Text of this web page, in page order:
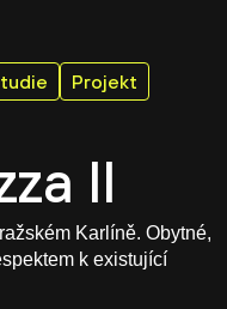
Projekt
II
Karlíně. Obytné,
k existující